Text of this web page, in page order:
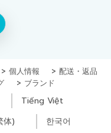
個人情報
配送・返品
ブランド
Tiếng Việt
体) 한국어